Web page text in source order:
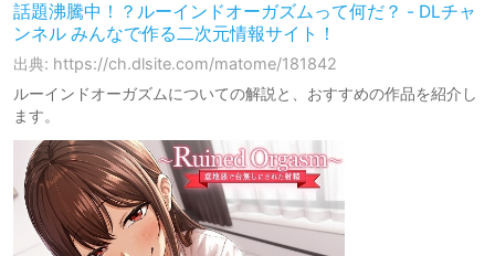
話題沸騰中！？ルーインドオーガズムって何だ？ - DLチャ
ンネル みんなで作る二次元情報サイト！
出典: https://ch.dlsite.com/matome/181842
ルーインドオーガズムについての解説と、おすすめの作品を紹介し
ます。